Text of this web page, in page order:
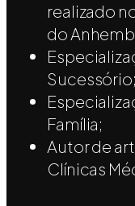
realizado
do
Sucessório;
Família;
Autor de
Clínicas